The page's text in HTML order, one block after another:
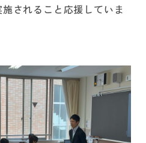
されること応援していま